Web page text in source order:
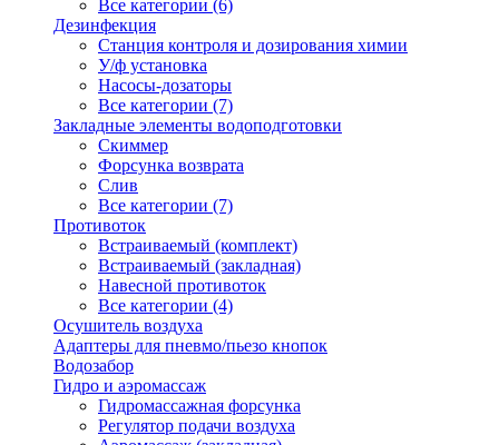
Все категории (6)
Дезинфекция
Станция контроля и дозирования химии
У/ф установка
Насосы-дозаторы
Все категории (7)
Закладные элементы водоподготовки
Скиммер
Форсунка возврата
Слив
Все категории (7)
Противоток
Встраиваемый (комплект)
Встраиваемый (закладная)
Навесной противоток
Все категории (4)
Осушитель воздуха
Адаптеры для пневмо/пьезо кнопок
Водозабор
Гидро и аэромассаж
Гидромассажная форсунка
Регулятор подачи воздуха